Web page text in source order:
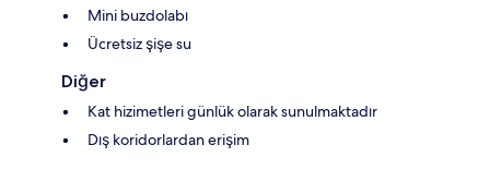
Mini buzdolabı
Ücretsiz şişe su
Diğer
Kat hizimetleri günlük olarak sunulmaktadır
Dış koridorlardan erişim